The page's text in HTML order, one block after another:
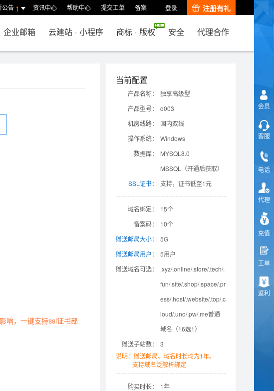
公告 1 资讯中心 帮助中心 提交工单 备案 登录 注册有礼
企业邮箱 云建站 · 小程序 商标 · 版权 安全 代理合作
当前配置
产品名称：
独享高级型
产品型号：
d003
机房线路：
国内双线
操作系统：
Windows
数据库：
MYSQL8.0
MSSQL（开通后获取）
SSL证书： 支持，证书低至1元
域名绑定：
15个
备案码：
10个
赠送邮局大小：
5G
赠送邮局用户：
5用户
赠送域名可选：
.xyz/.online/.store/.tech/.
fun/.site/.shop/.space/.pr
ess/.host/.website/.top/.c
loud/.uno/.pw/.me普通
域名（16选1）
赠送子站数：
3
说明：赠送邮局、域名时长均为1年。
支持域名泛解析绑定
购买时长： 1年
响，一键支持ssl证书部
会员
客服
电话
代理
充值
工单
返利